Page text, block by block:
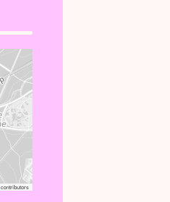
contributors